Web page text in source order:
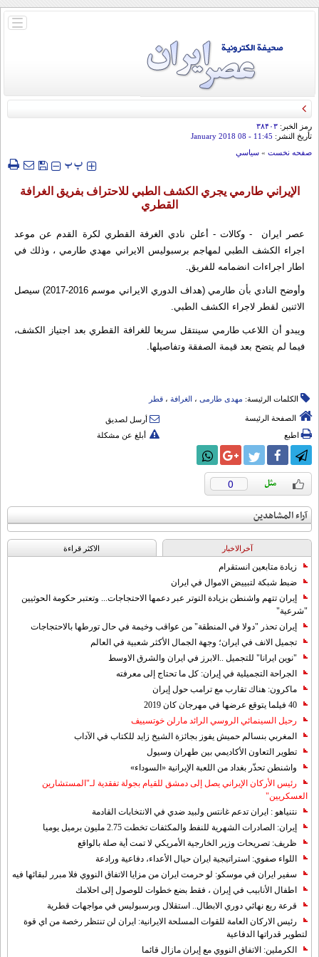
باز
رمز الخبر: ۳۸۴۰۳
تأريخ النشر: 11:45
- 08 January 2018
صفحه نخست » سياسي
‍‍‍ پپ
الإيراني طارمي يجري الكشف الطبي للاحتراف بفريق الغرافة
القطري
عصر ایران - وكالات - أعلن نادي الغرفة القطري لكرة القدم عن موعد
اجراء الكشف الطبي لمهاجم برسبوليس الايراني مهدي طارمي ، وذلك في
اطار اجراءات انضمامه للفريق.
وأوضح النادي بأن طارمي (هداف الدوري الايراني موسم 2016-2017) سيصل
الاثنين لقطر لاجراء الكشف الطبي.
ويبدو أن اللاعب طارمي سينتقل سريعا للغرافة القطري بعد اجتياز الكشف،
فيما لم يتضح بعد قيمة الصفقة وتفاصيلها.
الكلمات الرئيسة: مهدی طارمی ، الغرافة ، قطر
الصفحة الرئيسة
أرسل لصديق
اطبع
أبلغ عن مشكلة
0
آراء المشاهدين
آخرالاخبار الاکثر قراءة
زيادة متابعين انستقرام
ضبط شبكة لتبييض الاموال في ايران
إيران تتهم واشنطن بزيادة التوتر عبر دعمها الاحتجاجات... وتعتبر حكومة الحوثيين
"شرعية"
إيران تحذر "دولا في المنطقة" من عواقب وخيمة في حال تورطها بالاحتجاجات
تجميل الانف في ايران؛ وجهة الجمال الأكثر شعبية في العالم
"نوين ايرانا" للتجميل ..الابرز في ايران والشرق الاوسط
الجراحة التجميلية في إيران: كل ما تحتاج إلى معرفته
ماكرون: هناك تقارب مع ترامب حول إيران
40 فيلما يتوقع عرضها في مهرجان كان 2019
رحيل السينمائي الروسي الرائد مارلن خوتسييف
المغربي بنسالم حميش يفوز بجائزة الشيخ زايد للكتاب في الآداب
تطوير التعاون الأكاديمي بين طهران وسيول
واشنطن تحذّر بغداد من اللعبة الإيرانية «السوداء»
رئيس الأركان الإيراني يصل إلى دمشق للقيام بجولة تفقدية لـ"المستشارين
العسكريين"
نتنياهو : ايران تدعم غانتس ولبيد ضدي في الانتخابات القادمة
إيران: الصادرات الشهریة للنفط والمكثفات تخطت 2.75 مليون برميل يوميا
ظريف: تصريحات وزير الخارجية الأمريكي لا تمت أية صلة بالواقع
اللواء صفوي: استراتيجية ايران حيال الأعداء، دفاعية ورادعة
سفير ايران في موسكو: لو حرمت ايران من مزايا الاتفاق النووي فلا مبرر لبقائها فيه
اطفال الأنابيب في إيران ، فقط بضع خطوات للوصول إلى احلامك
قرعة ربع نهائي دوري الابطال.. استقلال وبرسبوليس في مواجهات قطرية
رئيس الاركان العامة للقوات المسلحة الايرانية: ايران لن تنتظر رخصة من اي قوة
لتطوير قدراتها الدفاعية
الكرملين: الاتفاق النووي مع إيران مازال قائما